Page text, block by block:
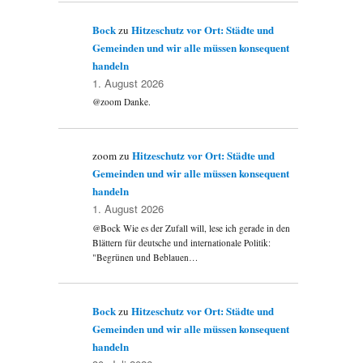
BockzuHitzeschutz vor Ort: Städte und
Gemeinden und wir alle müssen konsequent
handeln
1. August 2026
@zoom Danke.
zoomzuHitzeschutz vor Ort: Städte und
Gemeinden und wir alle müssen konsequent
handeln
1. August 2026
@Bock Wie es der Zufall will, lese ich gerade in den
Blättern für deutsche und internationale Politik:
"Begrünen und Beblauen…
BockzuHitzeschutz vor Ort: Städte und
Gemeinden und wir alle müssen konsequent
handeln